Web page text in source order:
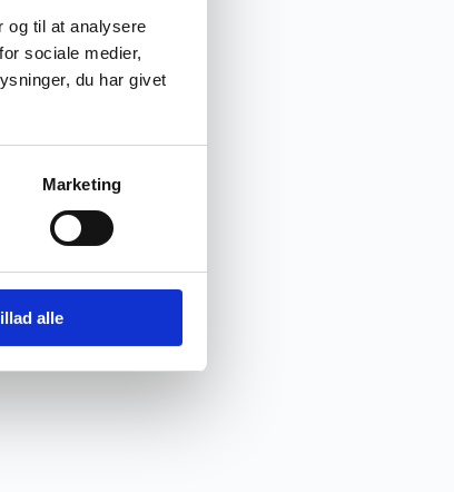
og til at analysere
sociale medier,
du har givet
Marketing
alle